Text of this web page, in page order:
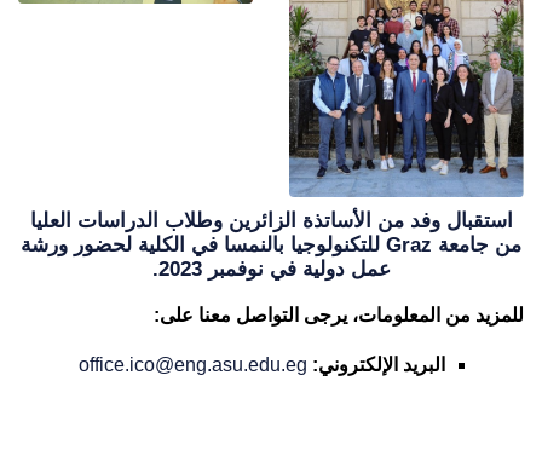
استقبال وفد من الأساتذة الزائرين وطلاب الدراسات العليا
من جامعة Graz للتكنولوجيا بالنمسا في الكلية لحضور ورشة
عمل دولية في نوفمبر 2023.
للمزيد من المعلومات، يرجى التواصل معنا على:
البريد الإلكتروني: office.ico@eng.asu.edu.eg